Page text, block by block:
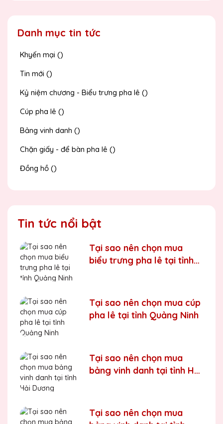
Danh mục tin tức
Khyến mại ()
Tin mới ()
Kỷ niệm chương - Biểu trưng pha lê ()
Cúp pha lê ()
Bảng vinh danh ()
Chặn giấy - để bàn pha lê ()
Đồng hồ ()
Tin tức nổi bật
Tại sao nên chọn mua
biểu trưng pha lê tại tỉnh
Tại sao nên chọn mua cúp
pha lê tại tỉnh Quảng Ninh
Tại sao nên chọn mua
bảng vinh danh tại tỉnh Hải
Tại sao nên chọn mua